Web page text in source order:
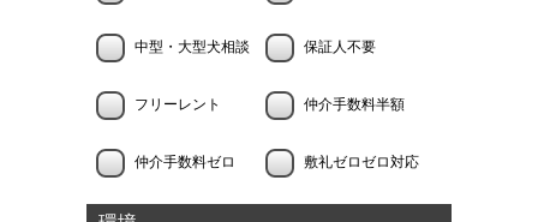
中型・大型犬相談 保証人不要
フリーレント 仲介手数料半額
仲介手数料ゼロ 敷礼ゼロゼロ対応